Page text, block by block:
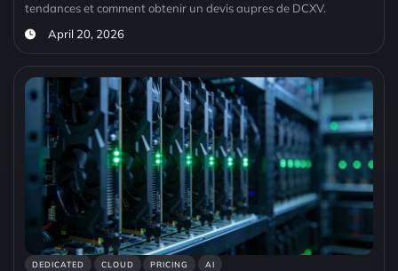
tendances et comment obtenir un devis aupres de DCXV.
April 20, 2026
DEDICATED CLOUD PRICING AI